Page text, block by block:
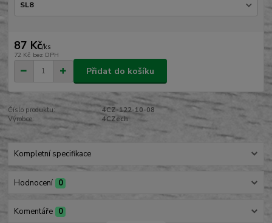
87 Kč/ks
72 Kč bez DPH
Přidat do košíku
Číslo produktu:
4CZ-122-10-08
Výrobce:
4CZech
Kompletní specifikace
Hodnocení 0
Komentáře 0